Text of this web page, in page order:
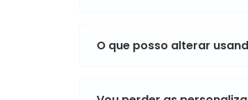
O que posso alterar